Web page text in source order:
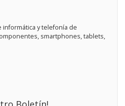
y telefonía de
smartphones, tablets,